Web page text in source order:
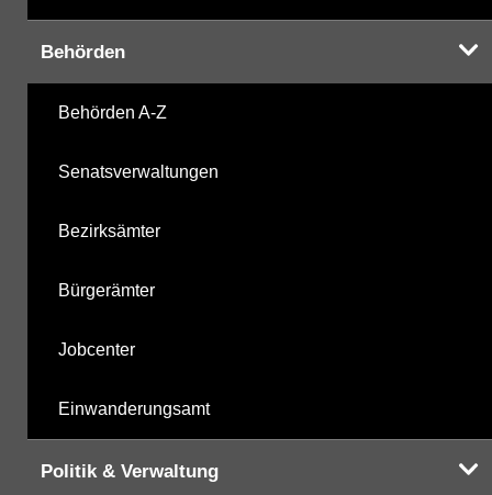
Behörden
Behörden A-Z
Senatsverwaltungen
Bezirksämter
Bürgerämter
Jobcenter
Einwanderungsamt
Politik & Verwaltung